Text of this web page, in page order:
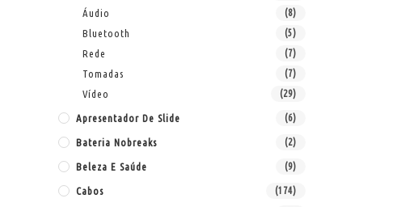
Áudio (8)
Bluetooth (5)
Rede (7)
Tomadas (7)
Vídeo (29)
Apresentador De Slide (6)
Bateria Nobreaks (2)
Beleza E Saúde (9)
Cabos (174)